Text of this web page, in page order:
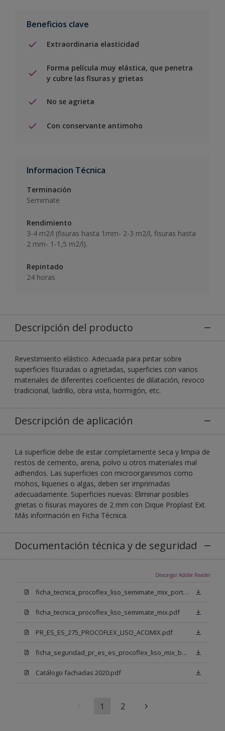
Beneficios clave
Extraordinaria elasticidad
Forma película muy elástica, que penetra
y cubre las fisuras y grietas
No se agrieta
Con conservante antimoho
Informacion Técnica
Terminación
Semimate
Rendimiento
3-4 m2/l (fisuras hasta 1mm- 2-3 m2/l, fisuras hasta
2 mm- 1-1,5 m2/l).
Repintado
24 horas
Descripción del producto
Revestimiento elástico. Adecuada para pintar sobre
superficies fisuradas o agrietadas, superficies con varios
materiales de diferentes coeficientes de dilatación, revoco
tradicional, ladrillo, obra vista, hormigón, etc.
Descripción de aplicación
La superficie debe de estar completamente seca y limpia de
restos de cemento, arena, polvo u otros materiales mal
adheridos. Las superficies con microorganismos como
mohos, líquenes o algas, deben ser imprimadas
adecuadamente. Superficies nuevas: Eliminar posibles
grietas o fisuras mayores de 2 mm con Dique Proplast Ext.
Más información en Ficha Técnica.
Documentación técnica y de seguridad
Descargar Adobe Reader
ficha_tecnica_procoflex_liso_semimate_mix_portugues.pdf
ficha_tecnica_procoflex_liso_semimate_mix.pdf
PR_ES_ES_275_PROCOFLEX_LISO_ACOMIX.pdf
ficha_seguridad_pr_es_es_procoflex_liso_mix_bb.pdf
Catálogo fachadas 2020.pdf
1 2